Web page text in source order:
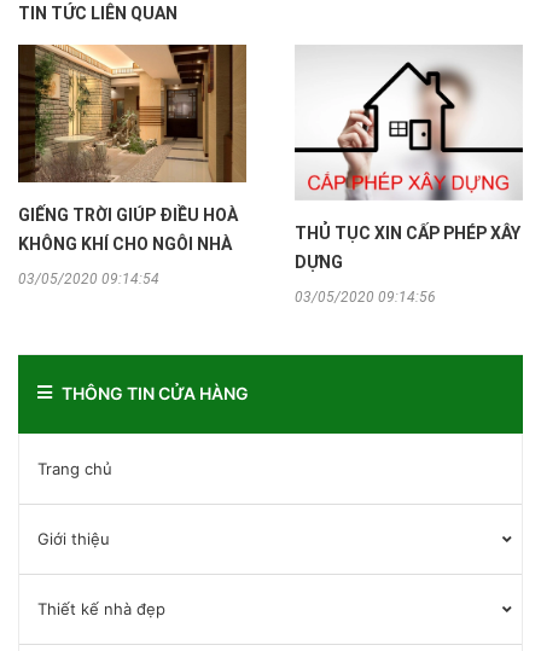
THÔNG TIN CỬA HÀNG
Trang chủ
Giới thiệu
Thiết kế nhà đẹp
TIN TỨC LIÊN QUAN
GIẾNG TRỜI GIÚP ĐIỀU HOÀ
KHÔNG KHÍ CHO NGÔI NHÀ
03/05/2020 09:14:54
THỦ TỤC XIN CẤP PHÉP XÂY
DỰNG
03/05/2020 09:14:56